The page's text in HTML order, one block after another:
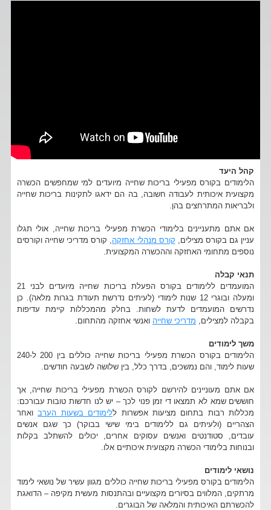
קהל היעד
הלימודים בקורס מפעילי בריכות שחייה מיועדים למי שמחפשים הכשרה
מקצועית איכותית לעבודה חשובה, בה הם ידאגו לתקינות בריכות שחייה
ולבריאות המתרחצים בהן.
אם אתם מתעניינים בלימודי הכשרת מפעילי בריכות שחייה, אולי תגלו
עניין גם בקורס מצילים, קורס מנהלי אחזקה , קורס מדריכי שחייה וקורסים
נוספים מתחומי האחזקה וההכשרה המקצועית.
תנאי קבלה
המועמדים ללימודים בקורס הפעלת בריכות שחייה מיועדים לבני 21
ומעלה ובוגרי 12 שנות לימודי (לעיתים נדרשת תעודת בגרות מלאה). כן
נדרשים המועמדים לדעת לשחות. בחלק מהמכללות קיימת עדיפות
בקבלה למצילים, מדריכי שחייה ואנשי אחזקה מהתחום.
משך לימודים
הלימודים בקורס הכשרת מפעילי בריכות שחייה כוללים בין 200 ל-240
שעות לימוד, והם נמשכים, בדרך כלל, בין שלושה לשבעה חודשים.
אם אתם מעוניינים להירשם לקורס הכשרת מפעילי בריכות שחייה, אך
חוששים שמא לא תמצאו די זמן פנוי לכך – יש לנו חדשות טובות עבורכם:
מכללות רבות בתחום מציעות אפשרות ללימודים בשעות הערבואחר
הצהריים (ולעיתים גם ללימודים בימי שישי בבוקר) כך שגם אנשים
עובדים, סטודנטים ואנשים עסוקים אחרים, יכולים להשתלב בקלות
ובנוחות בלימודי הכשרה מקצועית איכותיים אלו.
נושאי לימודים
הלימודים בקורס מפעילי בריכות שחייה כוללים מגוון עשיר של נושאי לימוד
מרתקים, המלווים בסיורים מקצועיים ובהתנסות מעשית מקיפה – הדואגת
להכשרתם האיכותית והמלאה של הבוגרים.